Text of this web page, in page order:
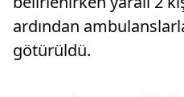
ardından
götürüldü.